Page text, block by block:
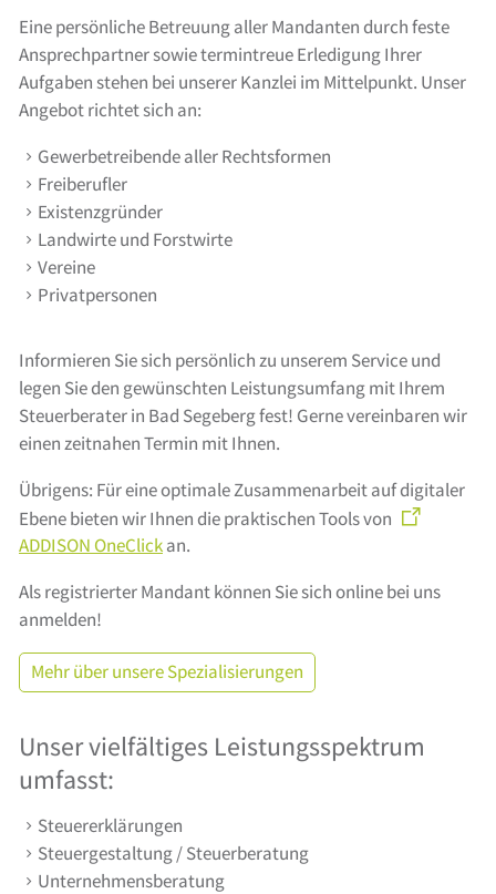
Eine persönliche Betreuung aller Mandanten durch feste
Ansprechpartner sowie termintreue Erledigung Ihrer
Aufgaben stehen bei unserer Kanzlei im Mittelpunkt. Unser
Angebot richtet sich an:
Gewerbetreibende aller Rechtsformen
Freiberufler
Existenzgründer
Landwirte und Forstwirte
Vereine
Privatpersonen
Informieren Sie sich persönlich zu unserem Service und
legen Sie den gewünschten Leistungsumfang mit Ihrem
Steuerberater in Bad Segeberg fest! Gerne vereinbaren wir
einen zeitnahen Termin mit Ihnen.
Übrigens: Für eine optimale Zusammenarbeit auf digitaler
Ebene bieten wir Ihnen die praktischen Tools von
ADDISON OneClickan.
Als registrierter Mandant können Sie sich online bei uns
anmelden!
Mehr über unsere Spezialisierungen
Unser vielfältiges Leistungsspektrum
umfasst:
Steuererklärungen
Steuergestaltung / Steuerberatung
Unternehmensberatung